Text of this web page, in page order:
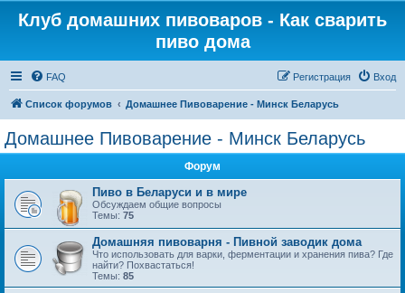
Клуб домашних пивоваров - Как cварить
пиво дома
FAQ Вход
Регистрация
Список форумов Домашнее Пивоварение - Минск Беларусь
Домашнее Пивоварение - Минск Беларусь
Форум
Пиво в Беларуси и в мире
Обсуждаем общие вопросы
Темы: 75
Домашняя пивоварня - Пивной заводик дома
Что использовать для варки, ферментации и хранения пива? Где
найти? Похвастаться!
Темы: 85